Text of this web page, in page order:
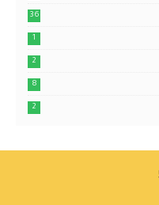
36
1
2
8
2